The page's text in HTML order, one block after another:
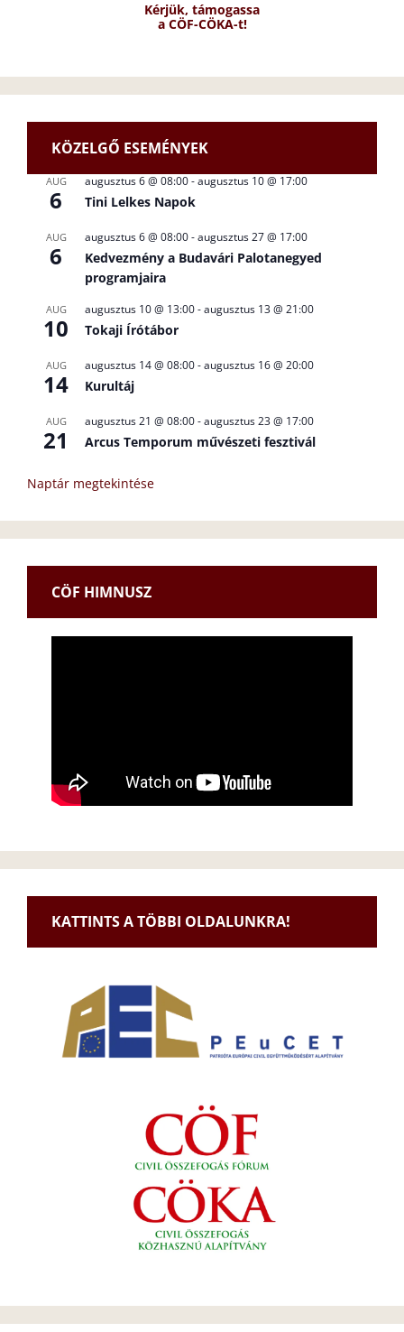
Kérjük, támogassa
a CÖF-CÖKA-t!
KÖZELGŐ ESEMÉNYEK
AUG
6
augusztus 6 @ 08:00-augusztus 10 @ 17:00
Tini Lelkes Napok
AUG
6
augusztus 6 @ 08:00-augusztus 27 @ 17:00
Kedvezmény a Budavári Palotanegyed
programjaira
AUG
10
augusztus 10 @ 13:00-augusztus 13 @ 21:00
Tokaji Írótábor
AUG
14
augusztus 14 @ 08:00-augusztus 16 @ 20:00
Kurultáj
AUG
21
augusztus 21 @ 08:00-augusztus 23 @ 17:00
Arcus Temporum művészeti fesztivál
Naptár megtekintése
CÖF HIMNUSZ
KATTINTS A TÖBBI OLDALUNKRA!